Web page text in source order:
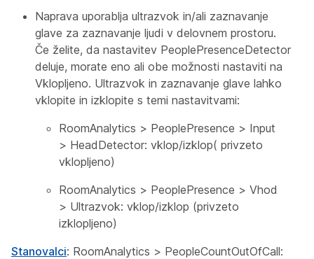
Naprava uporablja ultrazvok in/ali zaznavanje
glave za zaznavanje ljudi v delovnem prostoru.
Če želite, da nastavitev PeoplePresenceDetector
deluje, morate eno ali obe možnosti nastaviti na
Vklopljeno. Ultrazvok in zaznavanje glave lahko
vklopite in izklopite s temi nastavitvami:
RoomAnalytics > PeoplePresence > Input
> HeadDetector: vklop/izklop( privzeto
vklopljeno)
RoomAnalytics > PeoplePresence > Vhod
> Ultrazvok: vklop/izklop (privzeto
izklopljeno)
Stanovalci: RoomAnalytics > PeopleCountOutOfCall: